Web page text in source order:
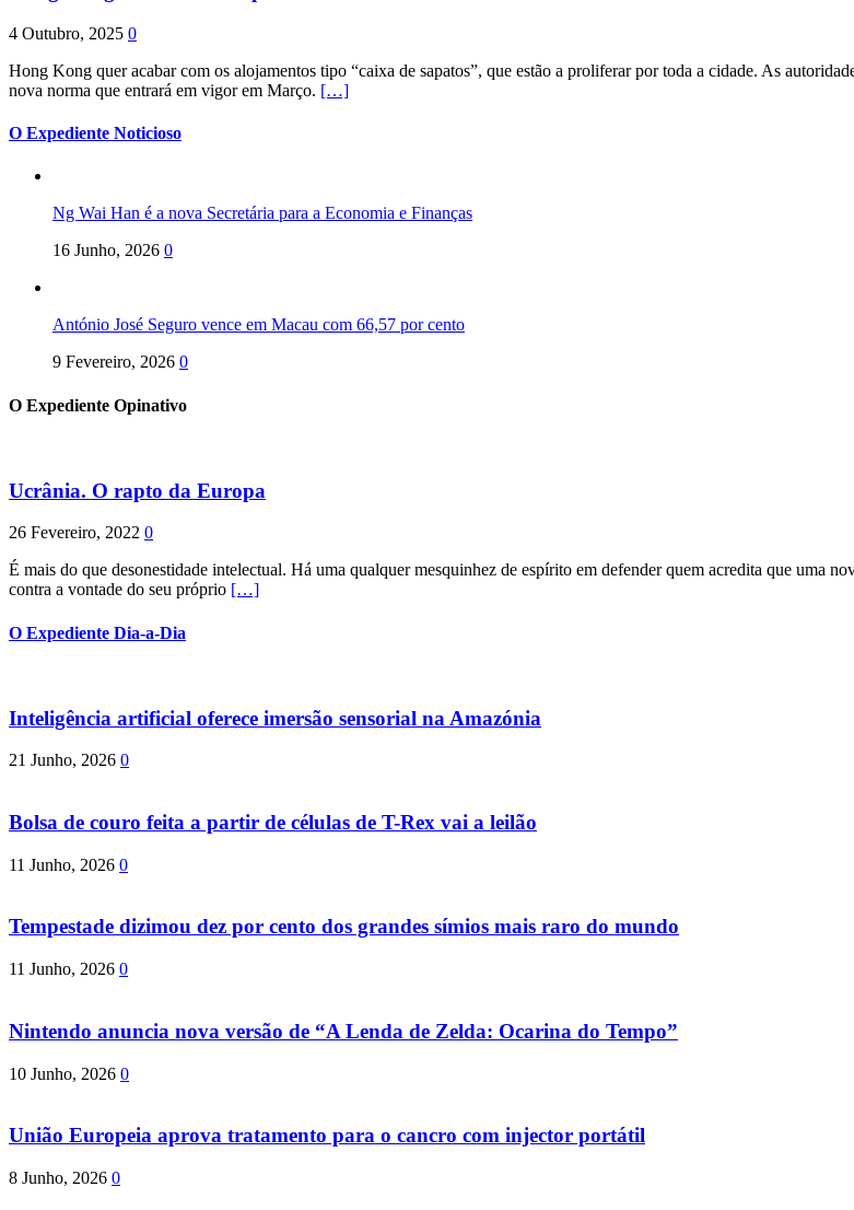
4 Outubro, 2025 0
Hong Kong quer acabar com os alojamentos tipo “caixa de sapatos”, que estão a proliferar por toda a cidade. As
nova norma que entrará em vigor em Março. […]
O Expediente Noticioso
Ng Wai Han é a nova Secretária para a Economia e Finanças
16 Junho, 2026 0
António José Seguro vence em Macau com 66,57 por cento
9 Fevereiro, 2026 0
O Expediente Opinativo
Ucrânia. O rapto da Europa
26 Fevereiro, 2022 0
É mais do que desonestidade intelectual. Há uma qualquer mesquinhez de espírito em defender quem acredita que uma
contra a vontade do seu próprio […]
O Expediente Dia-a-Dia
Inteligência artificial oferece imersão sensorial na Amazónia
21 Junho, 2026 0
Bolsa de couro feita a partir de células de T-Rex vai a leilão
11 Junho, 2026 0
Tempestade dizimou dez por cento dos grandes símios mais raro do mundo
11 Junho, 2026 0
Nintendo anuncia nova versão de “A Lenda de Zelda: Ocarina do Tempo”
10 Junho, 2026 0
União Europeia aprova tratamento para o cancro com injector portátil
8 Junho, 2026 0